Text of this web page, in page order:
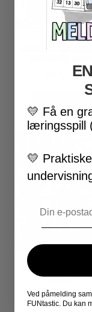
LESEKORT OM
inkl.
LESEKORT –
SAMMEN TIL
Vurdert
💛 Få en
læringsspill
💛
Ved påmelding
FUNtastic. Du kan